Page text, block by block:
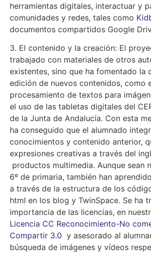
herramientas digitales, interactuar y
comunidades y redes, tales como
documentos compartidos Google
3. El contenido y la creación: El
trabajado con materiales de otros
existentes, sino que ha fomentado la
edición de nuevos contenidos, como
procesamiento de textos para
el uso de las tabletas digitales del
de la Junta de Andalucía. Con esta
ha conseguido que el alumnado
conocimientos y contenido anterior,
expresiones creativas a través del
productos multimedia. Aunque sean
6º de primaria, también han
a través de la estructura de los
html en los blog y TwinSpace. Se ha
importancia de las licencias, en
Licencia CC Reconocimiento-No
Compartir 3.0 y asesorado al
búsqueda de imágenes y vídeos